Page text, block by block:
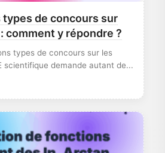
de concours sur
comment y répondre ?
types de concours sur les
scientifique demande autant de...